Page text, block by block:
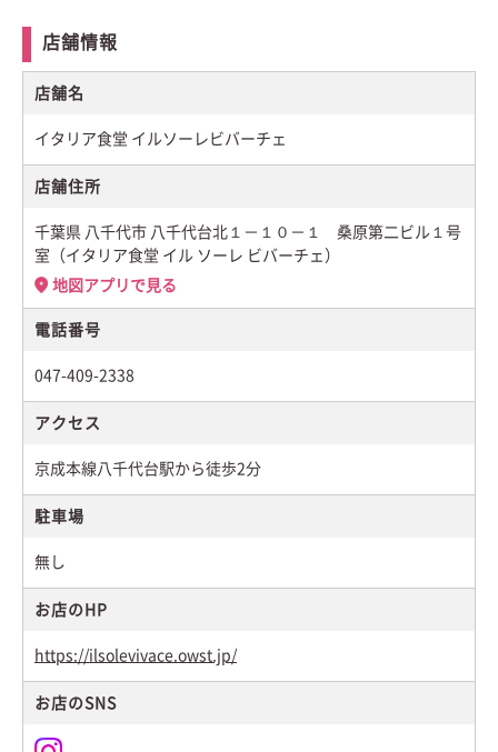
店舗情報
店舗名
イタリア食堂 イルソーレビバーチェ
店舗住所
千葉県 八千代市 八千代台北１－１０－１ 桑原第二ビル１号
室（イタリア食堂 イル ソーレ ビバーチェ）
地図アプリで見る
電話番号
047-409-2338
アクセス
京成本線八千代台駅から徒歩2分
駐車場
無し
お店のHP
https://ilsolevivace.owst.jp/
お店のSNS